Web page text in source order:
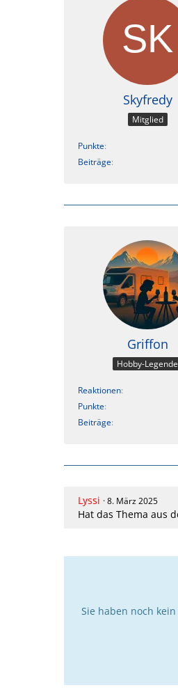
Skyfredy
Mitglied
Punkte
Beiträge
Griffon
Hobby-Legende
Reaktionen
Punkte
Beiträge
Lyssi 8. März 2025
Hat das Thema aus
Sie haben noch